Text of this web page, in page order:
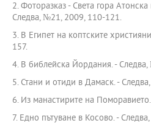
2. Фоторазказ - Света гора
Следва, №21, 2009, 110-121.
3. В Египет на коптските
157.
4. В библейска Йордания. -
5. Стани и отиди в Дамаск. -
6. Из манастирите на
7. Едно пътуване в Косово. -